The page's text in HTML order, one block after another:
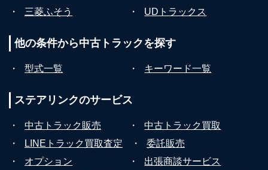
・
三菱ふそう ・ UDトラックス
他の条件から中古トラックを探す
・ 型式一覧 ・ キーワード一覧
ステアリンクのサービス
・ 中古トラック販売 ・
中古トラック買取
・
LINEトラック買取査定 ・
委託販売
・
オプション ・
出張商談サービス